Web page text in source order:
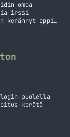
omaa
irssi
kerännyt oppia
ilmaiset
mihin
Säätäkää,
Jatka
puolella
kerätä